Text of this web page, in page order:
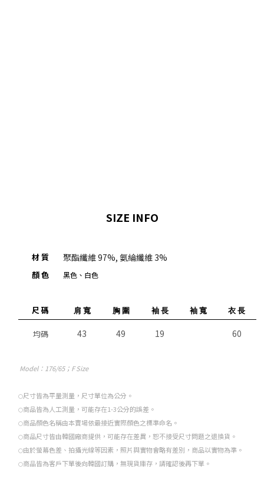
SIZE INFO
材 質 聚酯纖維 97%, 氨綸纖維 3%
顏 色 黑色、白色
尺 碼 肩 寬 胸 圍 袖 長 袖 寬 衣 長
均碼 43 49 19 60
Model：176/65；F Size
○尺寸皆為平量測量，尺寸單位為公分。
○商品皆為人工測量，可能存在1-3公分的誤差。
○商品顏色名稱由本賣場依最接近實際顏色之標準命名。
○商品尺寸皆由韓國廠商提供，可能存在差異，恕不接受尺寸問題之退換貨。
○由於螢幕色差、拍攝光線等因素，照片與實物會略有差別，商品以實物為準。
○商品皆為客戶下單後向韓國訂購，無現貨庫存，請確認後再下單。